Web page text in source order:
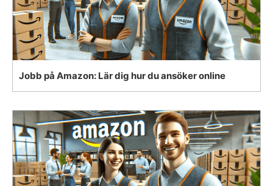
Jobb på Amazon: Lär dig hur du ansöker online